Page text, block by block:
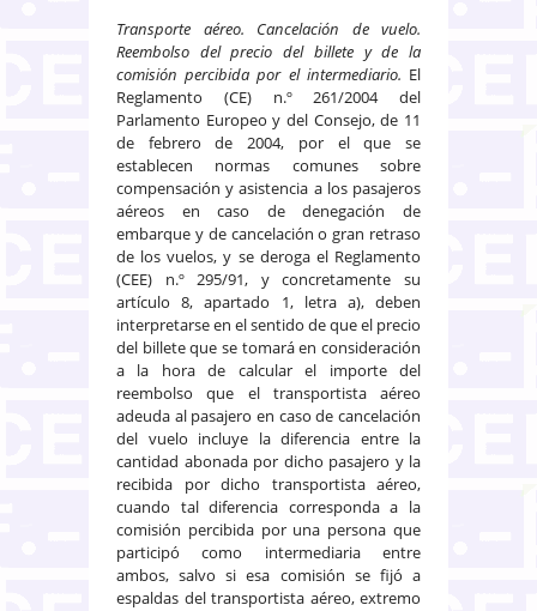
Transporte aéreo. Cancelación de vuelo.
Reembolso del precio del billete y de la
comisión percibida por el intermediario. El
Reglamento (CE) n.º 261/2004 del
Parlamento Europeo y del Consejo, de 11
de febrero de 2004, por el que se
establecen normas comunes sobre
compensación y asistencia a los pasajeros
aéreos en caso de denegación de
embarque y de cancelación o gran retraso
de los vuelos, y se deroga el Reglamento
(CEE) n.º 295/91, y concretamente su
artículo 8, apartado 1, letra a), deben
interpretarse en el sentido de que el precio
del billete que se tomará en consideración
a la hora de calcular el importe del
reembolso que el transportista aéreo
adeuda al pasajero en caso de cancelación
del vuelo incluye la diferencia entre la
cantidad abonada por dicho pasajero y la
recibida por dicho transportista aéreo,
cuando tal diferencia corresponda a la
comisión percibida por una persona que
participó como intermediaria entre
ambos, salvo si esa comisión se fijó a
espaldas del transportista aéreo, extremo